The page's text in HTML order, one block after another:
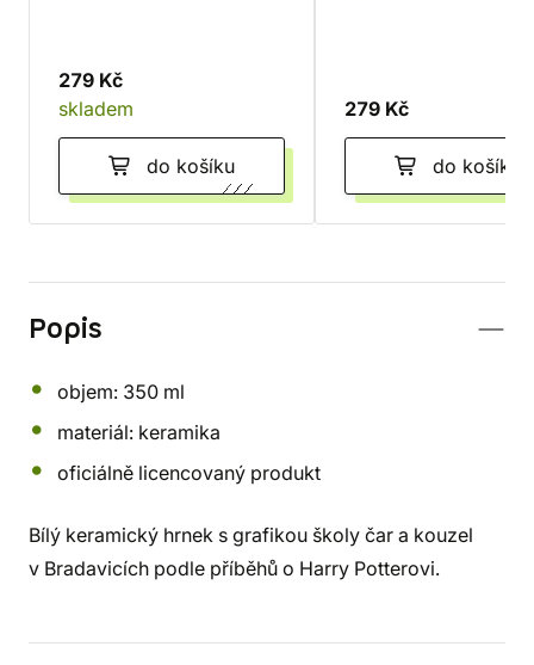
279 Kč
skladem
do košíku
279 Kč
do košíku
Popis
objem: 350 ml
materiál: keramika
oficiálně licencovaný produkt
Bílý keramický hrnek s grafikou školy čar a kouzel
v Bradavicích podle příběhů o Harry Potterovi.